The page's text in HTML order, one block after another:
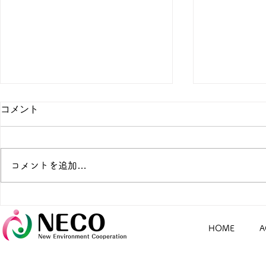
せ（別府市）
コメント
コメントを追加…
HOME